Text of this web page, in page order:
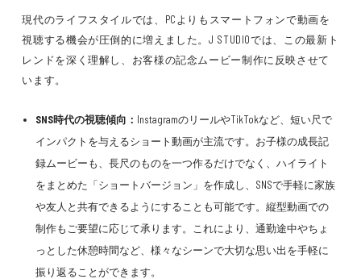
現代のライフスタイルでは、PCよりもスマートフォンで動画を
視聴する機会が圧倒的に増えました。J STUDIOでは、この最新ト
レンドを深く理解し、お客様の記念ムービー制作に反映させて
います。
SNS時代の視聴傾向： InstagramのリールやTikTokなど、短い尺で
インパクトを与えるショート動画が主流です。お子様の成長記
録ムービーも、長尺のものを一つ作るだけでなく、ハイライト
をまとめた「ショートバージョン」を作成し、SNSで手軽に家族
や友人と共有できるようにすることも可能です。縦型動画での
制作もご要望に応じて承ります。これにより、通勤途中やちょ
っとした休憩時間など、様々なシーンで大切な思い出を手軽に
振り返ることができます。